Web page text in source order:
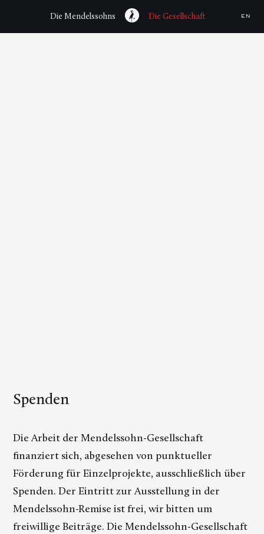
Die Mendelssohns Die Gesellschaft EN
Spenden
Die Arbeit der Mendelssohn-Gesellschaft
finanziert sich, abgesehen von punktueller
Förderung für Einzelprojekte, ausschließlich über
Spenden. Der Eintritt zur Ausstellung in der
Mendelssohn-Remise ist frei, wir bitten um
freiwillige Beiträge. Die Mendelssohn-Gesellschaft